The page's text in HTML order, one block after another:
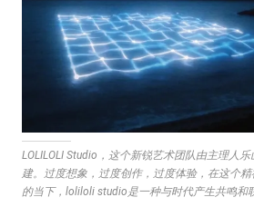
LOLILOLI Studio，这个新锐艺术团队由主理⼈
建。过度想象，过度创作，过度体验，在这个
的当下，loliloli studio是⼀种与时代产⽣共鸣和